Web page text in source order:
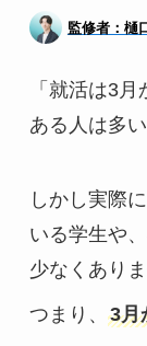
監修者：樋
「就活は3
ある人は多
しかし実際
いる学生や
少なくありま
つまり、 3月